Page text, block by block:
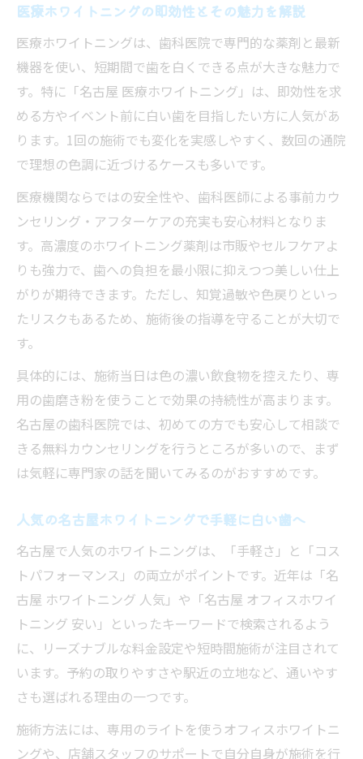
は
オフィスホワイトニングの特徴と効果を紹
介
名古屋で受けるホワイトニングの安心ポイ
ント
グの実力
名古屋で試す価値がある理由を徹底解説
名古屋で叶うコスパ重視のホワイトニング体験
費用対効果で選ぶ名古屋のホワイトニング
安くて効果的なホワイトニング医院の見極
口コミで話題のコスパ抜群ホワイトニング
体験
人気の名古屋ホワイトニングプラン比較
実感できる効果と納得の料金を両立するに
は
コツ
理想の白さに近づくホワイトニング選びの
ポイント
口コミと効果を参考に自分に合う医院を探
す
名古屋で評判のホワイトニング体験談を活
用
費用・効果・アクセスで比較する選び方
オフィスホワイトニングが合う人の特徴と
医療ホワイトニングの即効性とその魅力を解説
医療ホワイトニングは、歯科医院で専門的な薬剤と最新
機器を使い、短期間で歯を白くできる点が大きな魅力で
す。特に「名古屋 医療ホワイトニング」は、即効性を求
める方やイベント前に白い歯を目指したい方に人気があ
ります。1回の施術でも変化を実感しやすく、数回の通院
で理想の色調に近づけるケースも多いです。
医療機関ならではの安全性や、歯科医師による事前カウ
ンセリング・アフターケアの充実も安心材料となりま
す。高濃度のホワイトニング薬剤は市販やセルフケアよ
りも強力で、歯への負担を最小限に抑えつつ美しい仕上
がりが期待できます。ただし、知覚過敏や色戻りといっ
たリスクもあるため、施術後の指導を守ることが大切で
す。
具体的には、施術当日は色の濃い飲食物を控えたり、専
用の歯磨き粉を使うことで効果の持続性が高まります。
名古屋の歯科医院では、初めての方でも安心して相談で
きる無料カウンセリングを行うところが多いので、まず
は気軽に専門家の話を聞いてみるのがおすすめです。
人気の名古屋ホワイトニングで手軽に白い歯へ
名古屋で人気のホワイトニングは、「手軽さ」と「コス
トパフォーマンス」の両立がポイントです。近年は「名
古屋 ホワイトニング 人気」や「名古屋 オフィスホワイ
トニング 安い」といったキーワードで検索されるよう
に、リーズナブルな料金設定や短時間施術が注目されて
います。予約の取りやすさや駅近の立地など、通いやす
さも選ばれる理由の一つです。
施術方法には、専用のライトを使うオフィスホワイトニ
ングや、店舗スタッフのサポートで自分自身が施術を行